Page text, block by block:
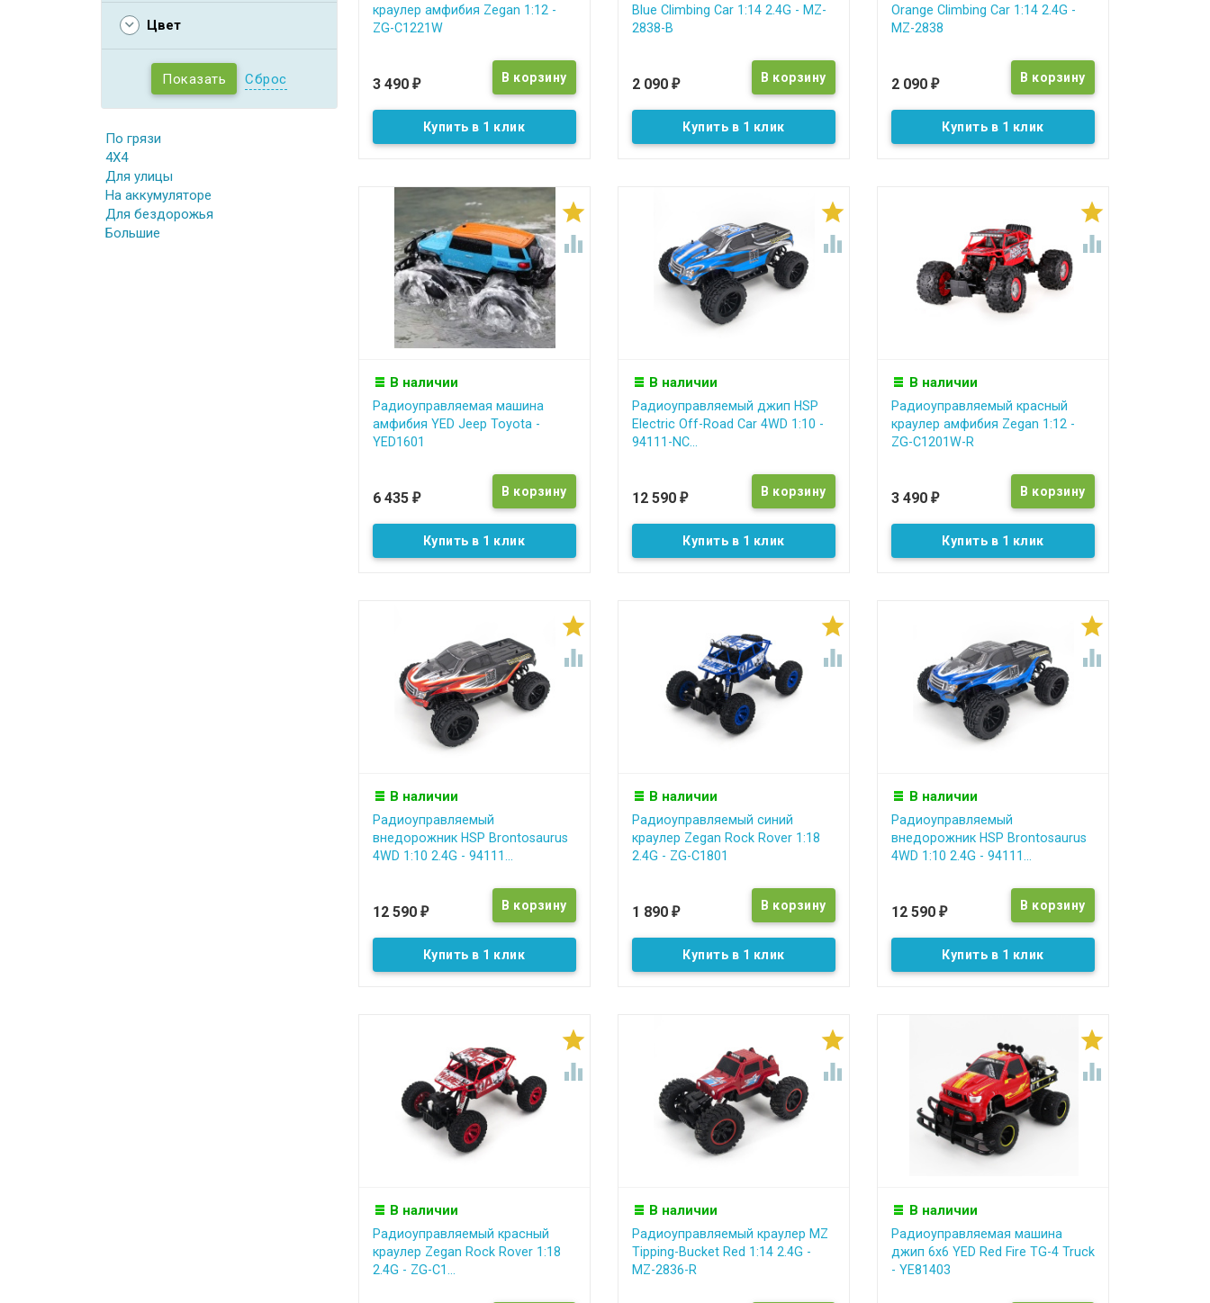
Цвет
Сброс
По грязи
4X4
Для улицы
На аккумуляторе
Для бездорожья
Большие
краулер амфибия Zegan 1:12 -
ZG-C1221W
3 490 ₽
Купить в 1 клик
Blue Climbing Car 1:14 2.4G - MZ-
2838-B
2 090 ₽
Купить в 1 клик
Orange Climbing Car 1:14 2.4G -
MZ-2838
2 090 ₽
Купить в 1 клик


В наличии
Радиоуправляемая машина
амфибия YED Jeep Toyota -
YED1601
6 435 ₽
Купить в 1 клик


В наличии
Радиоуправляемый джип HSP
Electric Off-Road Car 4WD 1:10 -
94111-NC...
12 590 ₽
Купить в 1 клик


В наличии
Радиоуправляемый красный
краулер амфибия Zegan 1:12 -
ZG-C1201W-R
3 490 ₽
Купить в 1 клик


В наличии
Радиоуправляемый
внедорожник HSP Brontosaurus
4WD 1:10 2.4G - 94111...
12 590 ₽
Купить в 1 клик


В наличии
Радиоуправляемый синий
краулер Zegan Rock Rover 1:18
2.4G - ZG-C1801
1 890 ₽
Купить в 1 клик


В наличии
Радиоуправляемый
внедорожник HSP Brontosaurus
4WD 1:10 2.4G - 94111...
12 590 ₽
Купить в 1 клик


В наличии
Радиоуправляемый красный
краулер Zegan Rock Rover 1:18
2.4G - ZG-C1...


В наличии
Радиоуправляемый краулер MZ
Tipping-Bucket Red 1:14 2.4G -
MZ-2836-R


В наличии
Радиоуправляемая машина
джип 6х6 YED Red Fire TG-4 Truck
- YE81403